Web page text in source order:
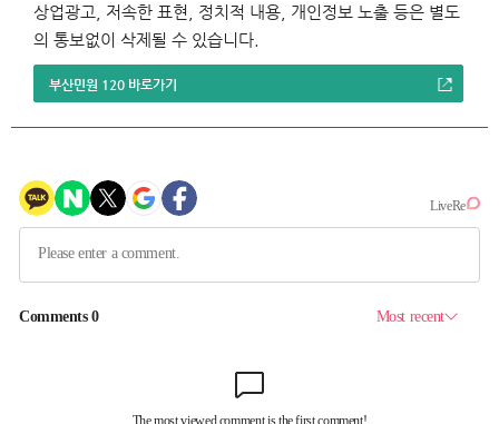
상업광고, 저속한 표현, 정치적 내용, 개인정보 노출 등은 별도
의 통보없이 삭제될 수 있습니다.
부산민원 120 바로가기